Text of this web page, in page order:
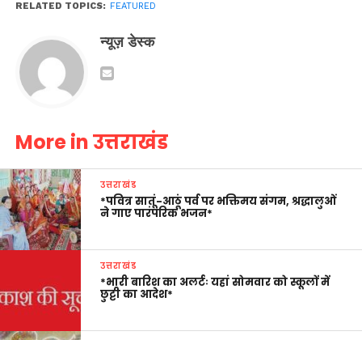
RELATED TOPICS: FEATURED
न्यूज़ डेस्क
More in उत्तराखंड
उत्तराखंड
*पवित्र सातूं-आठूं पर्व पर भक्तिमय संगम, श्रद्धालुओं
ने गाए पारंपरिक भजन*
उत्तराखंड
*भारी बारिश का अलर्टः यहां सोमवार को स्कूलों में
छुट्टी का आदेश*